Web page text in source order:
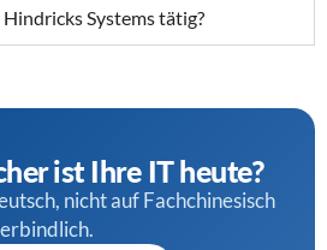
Systems tätig?
ist Ihre IT heute?
nicht auf Fachchinesisch